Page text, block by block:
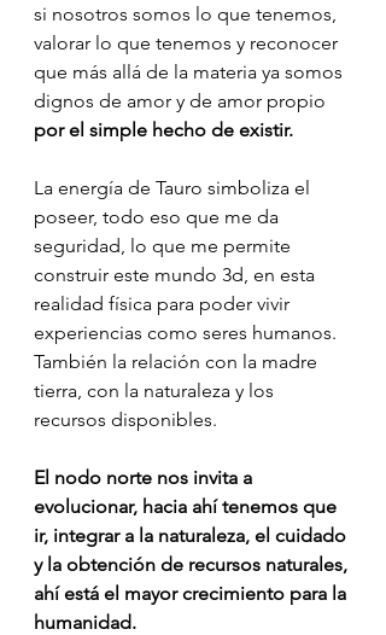
si nosotros somos lo que tenemos,
valorar lo que tenemos y reconocer
que más allá de la materia ya somos
dignos de amor y de amor propio
por el simple hecho de existir.
La energía de Tauro simboliza el
poseer, todo eso que me da
seguridad, lo que me permite
construir este mundo 3d, en esta
realidad física para poder vivir
experiencias como seres humanos.
También la relación con la madre
tierra, con la naturaleza y los
recursos disponibles.
El nodo norte nos invita a
evolucionar, hacia ahí tenemos que
ir, integrar a la naturaleza, el cuidado
y la obtención de recursos naturales,
ahí está el mayor crecimiento para la
humanidad.